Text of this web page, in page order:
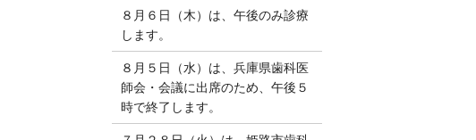
８月６日（木）は、午後のみ診療
します。
８月５日（水）は、兵庫県歯科医
師会・会議に出席のため、午後５
時で終了します。